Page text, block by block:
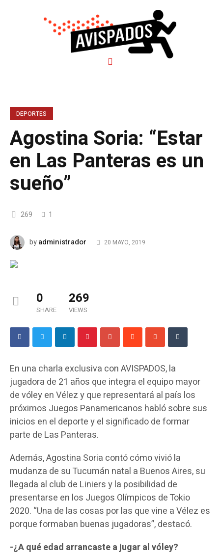
DEPORTES
Agostina Soria: “Estar
en Las Panteras es un
sueño”
269 1
byadministrador 20 MAYO, 2019
0
SHARE
269
VIEWS
En una charla exclusiva con AVISPADOS, la
jugadora de 21 años que integra el equipo mayor
de vóley en Vélez y que representará al país los
próximos Juegos Panamericanos habló sobre sus
inicios en el deporte y el significado de formar
parte de Las Panteras.
Además, Agostina Soria contó cómo vivió la
mudanza de su Tucumán natal a Buenos Aires, su
llegada al club de Liniers y la posibilidad de
presentarse en los Juegos Olímpicos de Tokio
2020. “Una de las cosas por las que vine a Vélez es
porque formaban buenas jugadoras”, destacó.
-¿A qué edad arrancaste a jugar al vóley?